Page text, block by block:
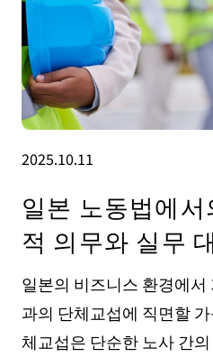
2025.10.11
일본 노동법에
적 의무와 실무
일본의 비즈니스 환경에
과의 단체교섭에 직면할
체교섭은 단순한 노사 간